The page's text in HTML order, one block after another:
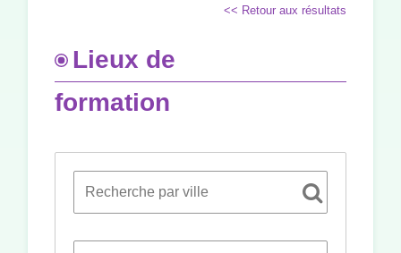
<< Retour aux résultats
Lieux de
formation